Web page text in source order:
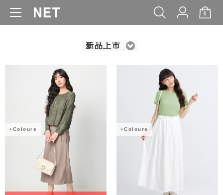
0
WOMEN MEN KIDS BABY
新品上市
+Colours +Colours